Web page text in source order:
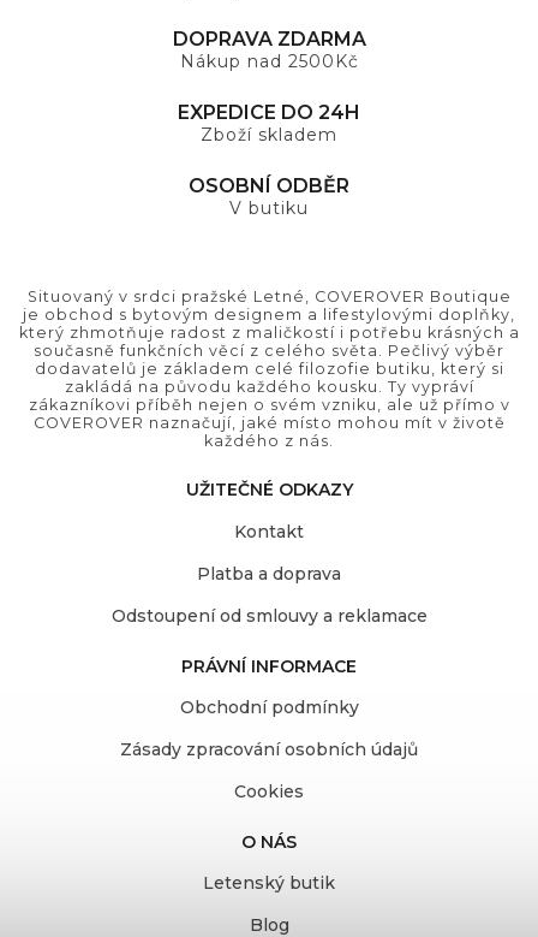
DOPRAVA ZDARMA
Nákup nad 2500Kč
EXPEDICE DO 24H
Zboží skladem
OSOBNÍ ODBĚR
V butiku
Situovaný v srdci pražské Letné, COVEROVER Boutique
je obchod s bytovým designem a lifestylovými doplňky,
který zhmotňuje radost z maličkostí i potřebu krásných a
současně funkčních věcí z celého světa. Pečlivý výběr
dodavatelů je základem celé filozofie butiku, který si
zakládá na původu každého kousku. Ty vypráví
zákazníkovi příběh nejen o svém vzniku, ale už přímo v
COVEROVER naznačují, jaké místo mohou mít v životě
každého z nás.
UŽITEČNÉ ODKAZY
Kontakt
Platba a doprava
Odstoupení od smlouvy a reklamace
PRÁVNÍ INFORMACE
Obchodní podmínky
Zásady zpracování osobních údajů
Cookies
O NÁS
Letenský butik
Blog